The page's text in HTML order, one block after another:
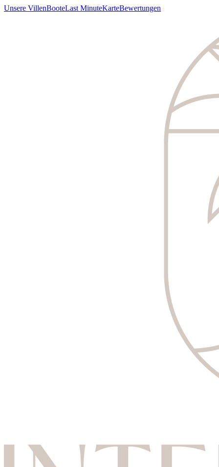
Unsere VillenBooteLast MinuteKarteBewertungen